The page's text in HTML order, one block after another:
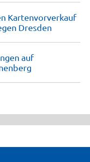
Kartenvorverkauf
Dresden
auf